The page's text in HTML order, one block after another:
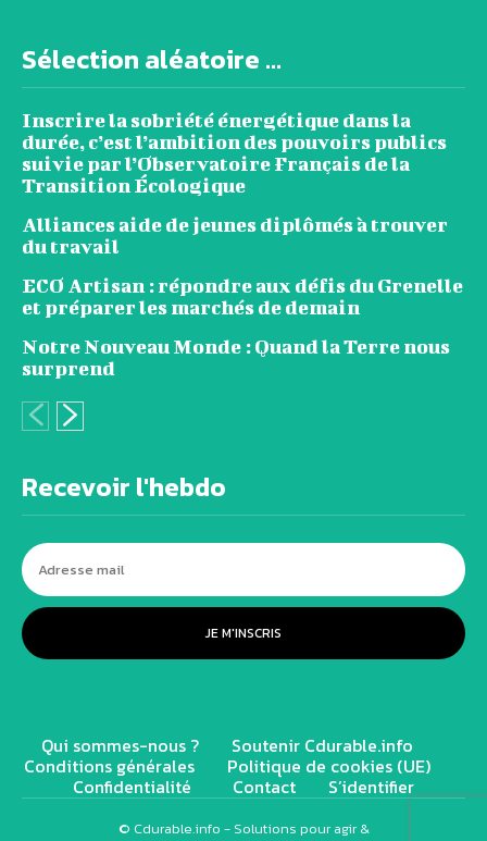
Sélection aléatoire ...
Inscrire la sobriété énergétique dans la
durée, c’est l’ambition des pouvoirs publics
suivie par l’Observatoire Français de la
Transition Écologique
Alliances aide de jeunes diplômés à trouver
du travail
ECO Artisan : répondre aux défis du Grenelle
et préparer les marchés de demain
Notre Nouveau Monde : Quand la Terre nous
surprend
Recevoir l'hebdo
JE M'INSCRIS
Qui sommes-nous ? Soutenir Cdurable.info
Conditions générales Politique de cookies (UE)
Confidentialité Contact S’identifier
© Cdurable.info - Solutions pour agir &